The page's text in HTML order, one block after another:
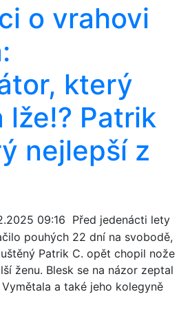
o vrahovi
který
lže!? Patrik
nejlepší z
09:16 Před jedenácti lety
pouhých 22 dní na svobodě,
Patrik C. opět chopil nože
ženu. Blesk se na názor zeptal
a také jeho kolegyně